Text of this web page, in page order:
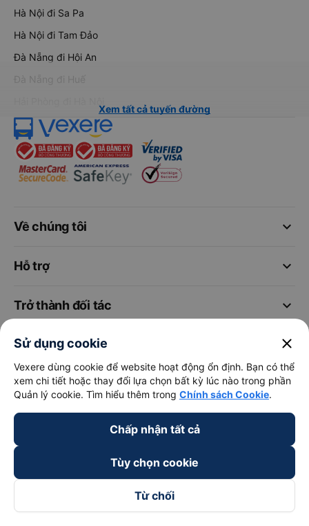
Hà Nội đi Sa Pa
Hà Nội đi Tam Đảo
Đà Nẵng đi Hội An
Đà Nẵng đi Huế
Xem tất cả tuyến đường
keyboard_arrow_down
Về chúng tôi
keyboard_arrow_down
Hỗ trợ
keyboard_arrow_down
Trở thành đối tác
Đối tác thanh toán
Sử dụng cookie close
Vexere dùng cookie để website hoạt động ổn định. Bạn có thể
xem chi tiết hoặc thay đổi lựa chọn bất kỳ lúc nào trong phần
Quản lý cookie. Tìm hiểu thêm trong Chính sách Cookie.
Chấp nhận tất cả
Tùy chọn cookie
Từ chối